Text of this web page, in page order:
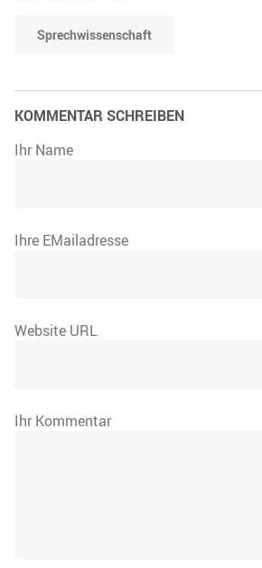
Sprechwissenschaft
KOMMENTAR SCHREIBEN
Ihr Name
Ihre EMailadresse
Website URL
Ihr Kommentar